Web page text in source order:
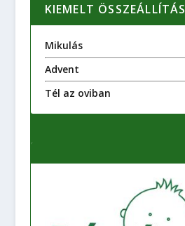
KIEMELT ÖSSZEÁLLÍTÁS
Mikulás
Advent
Tél az oviban